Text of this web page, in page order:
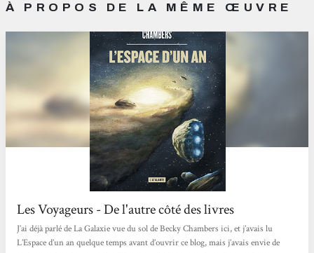
À PROPOS DE LA MÊME ŒUVRE
Les Voyageurs - De l'autre côté des livres
J’ai déjà parlé de La Galaxie vue du sol de Becky Chambers ici, et j’avais lu
L’Espace d’un an quelque temps avant d’ouvrir ce blog, mais j’avais envie de